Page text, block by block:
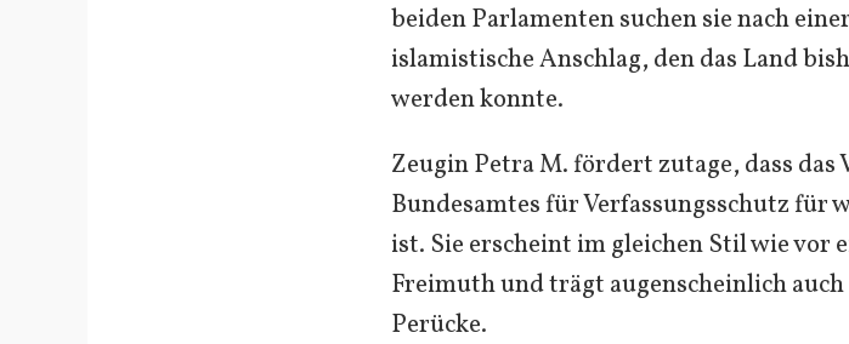
beiden Parlamenten suchen sie nach
islamistische Anschlag, den das Land
werden konnte.
Zeugin Petra M. fördert zutage, dass das
Bundesamtes für Verfassungsschutz für
ist. Sie erscheint im gleichen Stil wie vor
Freimuth und trägt augenscheinlich
Perücke.